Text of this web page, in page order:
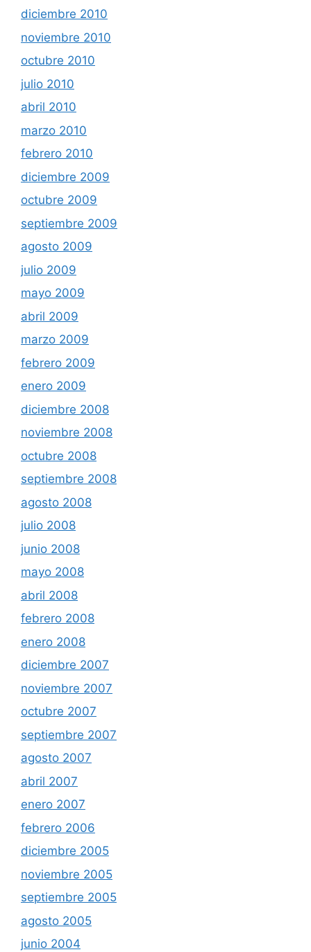
diciembre 2010
noviembre 2010
octubre 2010
julio 2010
abril 2010
marzo 2010
febrero 2010
diciembre 2009
octubre 2009
septiembre 2009
agosto 2009
julio 2009
mayo 2009
abril 2009
marzo 2009
febrero 2009
enero 2009
diciembre 2008
noviembre 2008
octubre 2008
septiembre 2008
agosto 2008
julio 2008
junio 2008
mayo 2008
abril 2008
febrero 2008
enero 2008
diciembre 2007
noviembre 2007
octubre 2007
septiembre 2007
agosto 2007
abril 2007
enero 2007
febrero 2006
diciembre 2005
noviembre 2005
septiembre 2005
agosto 2005
junio 2004